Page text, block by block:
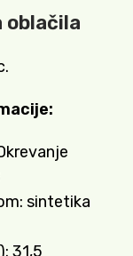
oblačila
sintetika
31,5